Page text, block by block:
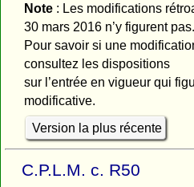
Note: Les modifications
30 mars 2016 n’y figurent pas.
Pour savoir si une
consultez les dispositions
sur l’entrée en vigueur qui
modificative.
Version la plus récente
C.P.L.M. c. R50